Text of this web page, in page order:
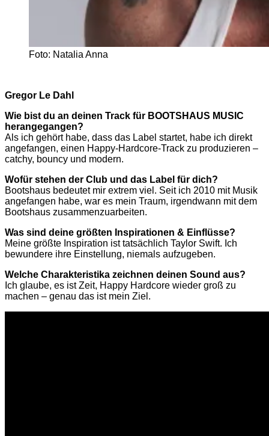
Foto: Natalia Anna
Gregor Le Dahl
Wie bist du an deinen Track für BOOTSHAUS MUSIC
herangegangen?
Als ich gehört habe, dass das Label startet, habe ich direkt
angefangen, einen Happy-Hardcore-Track zu produzieren –
catchy, bouncy und modern.
Wofür stehen der Club und das Label für dich?
Bootshaus bedeutet mir extrem viel. Seit ich 2010 mit Musik
angefangen habe, war es mein Traum, irgendwann mit dem
Bootshaus zusammenzuarbeiten.
Was sind deine größten Inspirationen & Einflüsse?
Meine größte Inspiration ist tatsächlich Taylor Swift. Ich
bewundere ihre Einstellung, niemals aufzugeben.
Welche Charakteristika zeichnen deinen Sound aus?
Ich glaube, es ist Zeit, Happy Hardcore wieder groß zu
machen – genau das ist mein Ziel.